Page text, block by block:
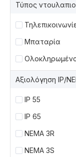
Τύπος
Μπαταρία
Αξιολόγηση IP/
IP 55
IP 65
NEMA 3R
NEMA 3S